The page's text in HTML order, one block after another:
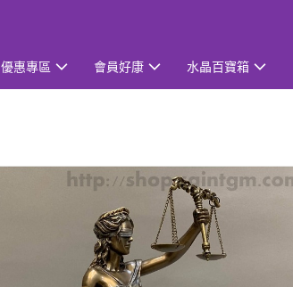
優惠專區 會員好康 水晶百寶箱